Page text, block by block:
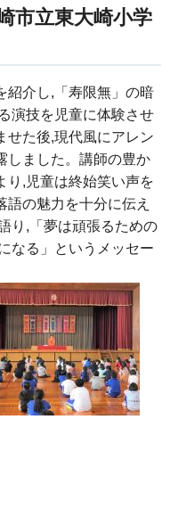
市立東大崎小学
紹介し,「寿限無」の暗
演技を児童に体験させ
せた後,現代風にアレン
しました。講師の豊か
り,児童は終始笑い声を
の魅力を十分に伝え
り,「夢は頑張るための
なる」というメッセー